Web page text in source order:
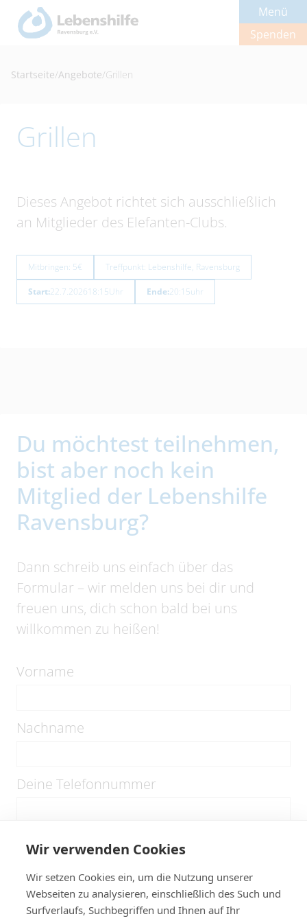
Wir verwenden Cookies
Wir setzen Cookies ein, um die Nutzung unserer
Webseiten zu analysieren, einschließlich des Such und
Surfverlaufs, Suchbegriffen und Ihnen auf Ihr
Menü
Spenden
Startseite/Angebote/Grillen
Grillen
Dieses Angebot richtet sich ausschließlich
an Mitglieder des Elefanten-Clubs.
Mitbringen: 5€ Treffpunkt: Lebenshilfe, Ravensburg
Start:22.7.2026 18:15Uhr Ende:20:15uhr
Du möchtest teilnehmen,
bist aber noch kein
Mitglied der Lebenshilfe
Ravensburg?
Dann schreib uns einfach über das
Formular – wir melden uns bei dir und
freuen uns, dich schon bald bei uns
willkommen zu heißen!
Vorname
Nachname
Deine Telefonnummer
Deine E-Mail-Adresse
Wer ist dein Notfallkontakt